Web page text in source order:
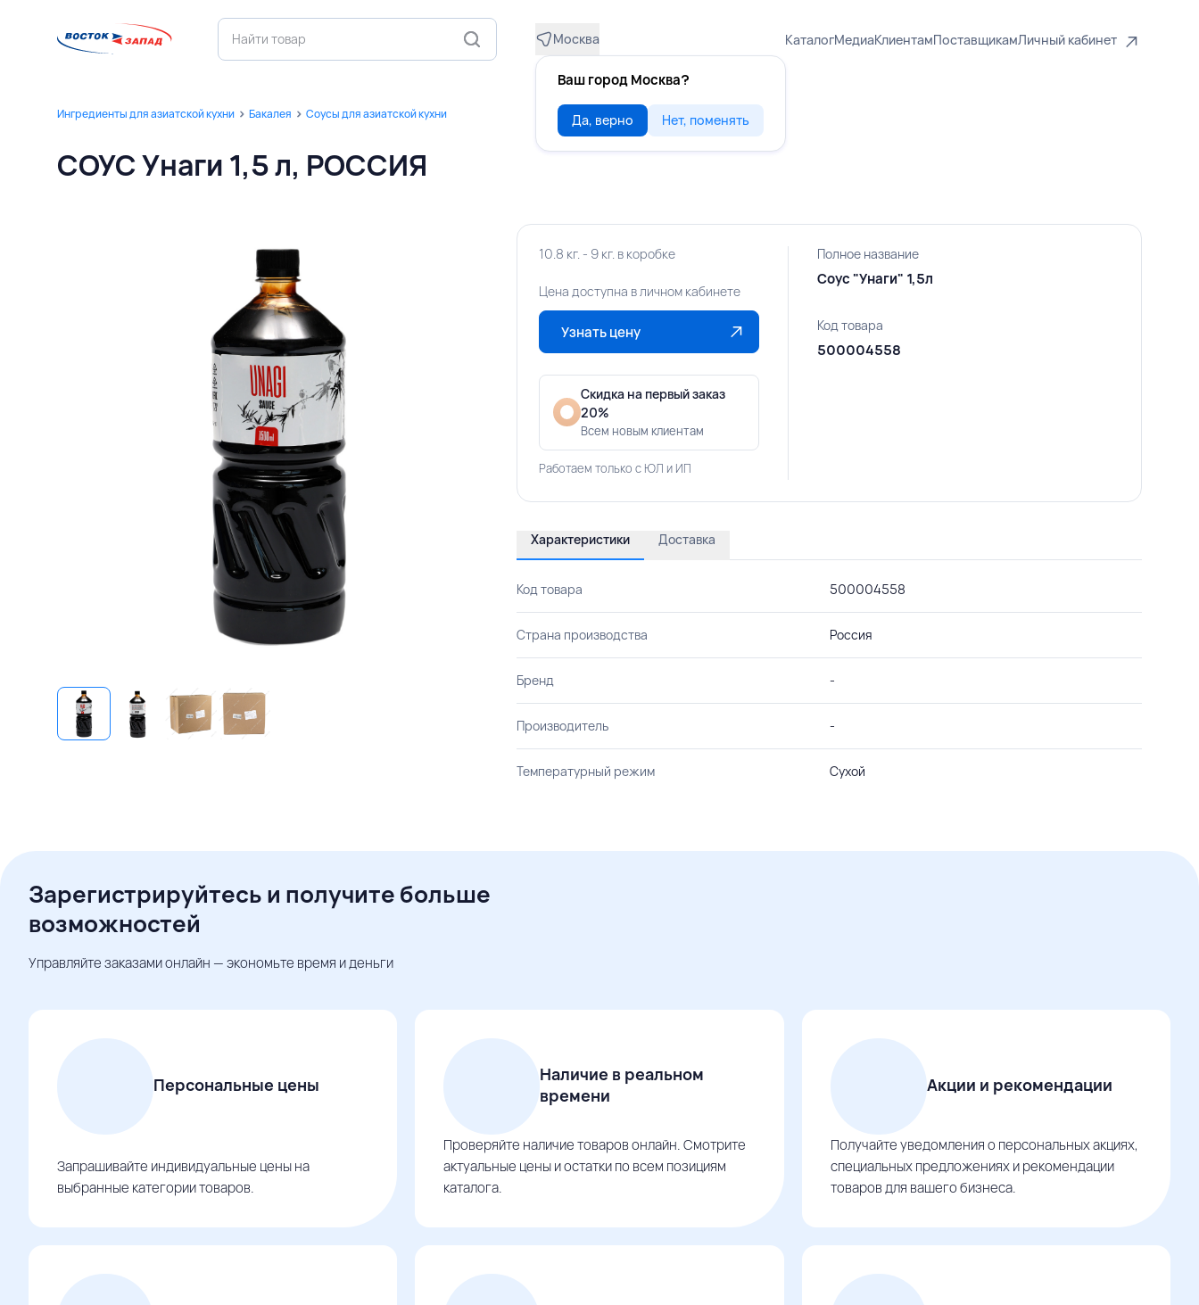
Москва
Ваш город Москва?
Да, верно Нет, поменять
КаталогМедиаКлиентамПоставщикамЛичный кабинет
Ингредиенты для азиатской кухни Бакалея Соусы для азиатской кухни
СОУС Унаги 1,5 л, РОССИЯ
10.8 кг. - 9 кг. в коробке
Цена доступна в личном кабинете
Узнать цену
Скидка на первый заказ
20%
Всем новым клиентам
Работаем только с ЮЛ и ИП
Полное название
Соус "Унаги" 1,5л
Код товара
500004558
Характеристики Доставка
Код товара 500004558
Страна производства Россия
Бренд -
Производитель -
Температурный режим Сухой
Зарегистрируйтесь и получите больше
возможностей
Управляйте заказами онлайн — экономьте время и деньги
Персональные цены
Запрашивайте индивидуальные цены на
выбранные категории товаров.
Наличие в реальном
времени
Проверяйте наличие товаров онлайн. Смотрите
актуальные цены и остатки по всем позициям
каталога.
Акции и рекомендации
Получайте уведомления о персональных акциях,
специальных предложениях и рекомендации
товаров для вашего бизнеса.